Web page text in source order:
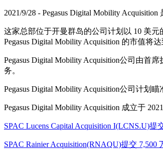
2021/9/28 - Pegasus Digital Mobility
这家总部位于开曼群岛的公司计划以 10 美
Pegasus Digital Mobility Acquisition 的市值将达
Pegasus Digital Mobility Acquisition公司由首
务。
Pegasus Digital Mobility Acquisition公司计划
Pegasus Digital Mobility Acquisition 成立于
SPAC Lucens Capital Acquisition I(LCNS.U)
SPAC Rainier Acquisition(RNAQU)提交